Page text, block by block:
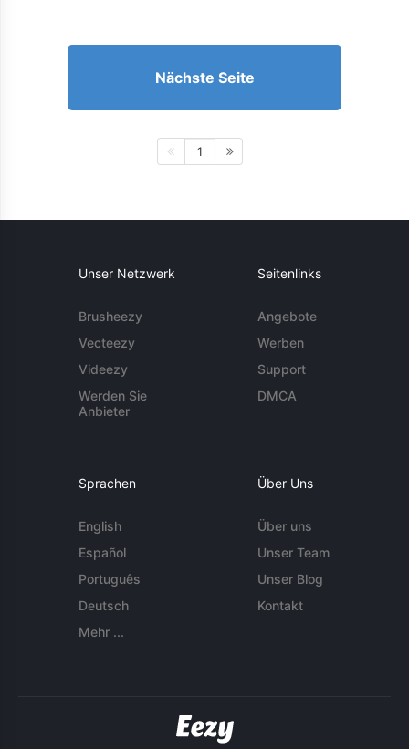
Nächste Seite
1
Unser Netzwerk
Brusheezy
Vecteezy
Videezy
Werden Sie
Anbieter
Seitenlinks
Angebote
Werben
Support
DMCA
Sprachen
English
Español
Português
Deutsch
Mehr ...
Über Uns
Über uns
Unser Team
Unser Blog
Kontakt